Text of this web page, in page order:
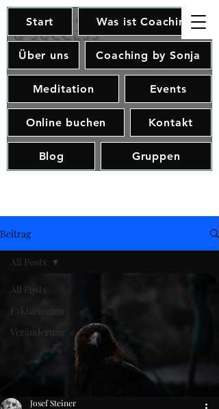
Soul, Spirit
& Success
Start Was ist Coaching
Über uns Coaching by Sonja
Meditation Events
Online buchen Kontakt
Blog Gruppen
Beitrag
All Posts
Erklärungen
Veränderung
All Posts
Josef Steiner